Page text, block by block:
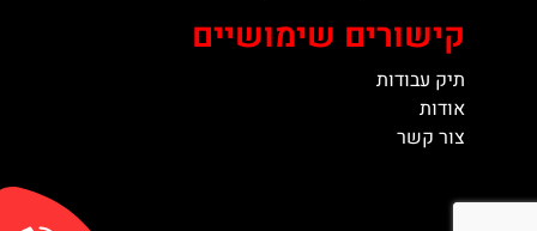
קישורים שימושיים
תיק עבודות
אודות
צור קשר